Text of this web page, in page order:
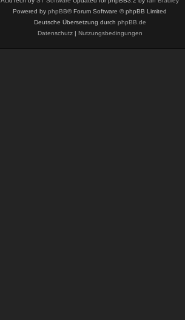
Powered by phpBB® Forum Software © phpBB Limited
Deutsche Übersetzung durch phpBB.de
Datenschutz| Nutzungsbedingungen